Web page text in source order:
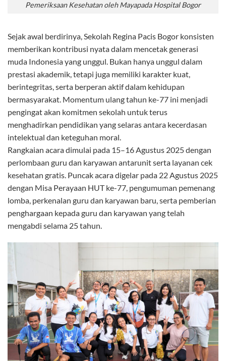
Pemeriksaan Kesehatan oleh Mayapada Hospital Bogor
Sejak awal berdirinya, Sekolah Regina Pacis Bogor konsisten
memberikan kontribusi nyata dalam mencetak generasi
muda Indonesia yang unggul. Bukan hanya unggul dalam
prestasi akademik, tetapi juga memiliki karakter kuat,
berintegritas, serta berperan aktif dalam kehidupan
bermasyarakat. Momentum ulang tahun ke-77 ini menjadi
pengingat akan komitmen sekolah untuk terus
menghadirkan pendidikan yang selaras antara kecerdasan
intelektual dan keteguhan moral.
Rangkaian acara dimulai pada 15–16 Agustus 2025 dengan
perlombaan guru dan karyawan antarunit serta layanan cek
kesehatan gratis. Puncak acara digelar pada 22 Agustus 2025
dengan Misa Perayaan HUT ke-77, pengumuman pemenang
lomba, perkenalan guru dan karyawan baru, serta pemberian
penghargaan kepada guru dan karyawan yang telah
mengabdi selama 25 tahun.